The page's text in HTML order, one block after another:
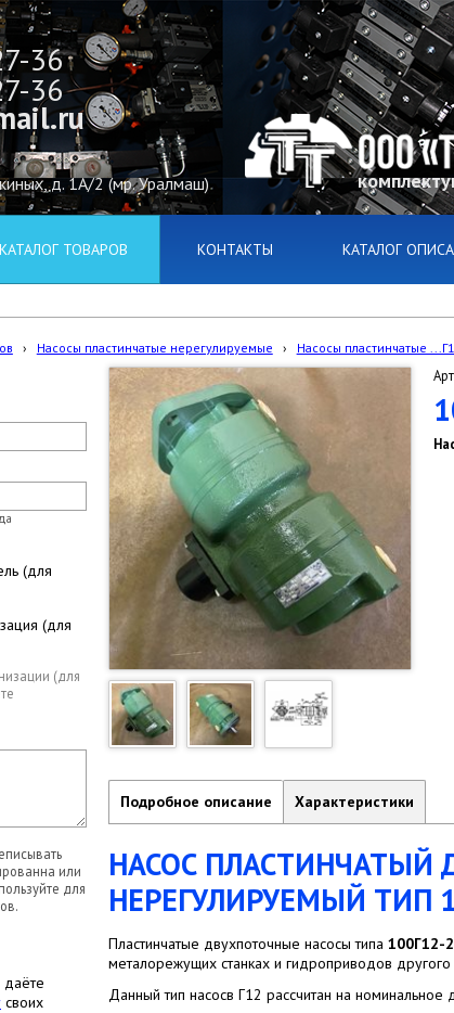
36
д. 1А/2 (мр. Уралмаш)
36
КАТАЛОГ ТОВАРОВ КОНТАКТЫ КАТАЛОГ
› Насосы пластинчатые нерегулируемые › Насосы пластинчатые
(для
(для
(для
или
для
своих
Подробное описание Характеристики
НАСОС ПЛАСТИНЧАТЫЙ
НЕРЕГУЛИРУЕМЫЙ ТИП
Пластинчатые двухпоточные насосы типа 100Г12-
металорежущих станках и гидроприводов
Данный тип насосв Г12 рассчитан на